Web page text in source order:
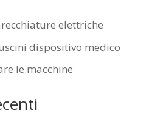
elettriche
dispositivo medico
le macchine